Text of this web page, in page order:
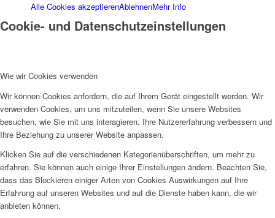
Frauenhaus
Kinder und Jugend
Alle Cookies akzeptierenAblehnenMehr Info
Cookie- und Datenschutzeinstellungen
Wie wir Cookies verwenden
Wir können Cookies anfordern, die auf Ihrem Gerät eingestellt werden. Wir
verwenden Cookies, um uns mitzuteilen, wenn Sie unsere Websites
besuchen, wie Sie mit uns interagieren, Ihre Nutzererfahrung verbessern und
Ihre Beziehung zu unserer Website anpassen.
Klicken Sie auf die verschiedenen Kategorienüberschriften, um mehr zu
erfahren. Sie können auch einige Ihrer Einstellungen ändern. Beachten Sie,
dass das Blockieren einiger Arten von Cookies Auswirkungen auf Ihre
Erfahrung auf unseren Websites und auf die Dienste haben kann, die wir
anbieten können.